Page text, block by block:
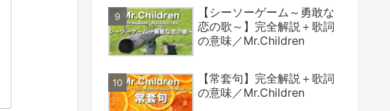
【シーソーゲーム～勇敢な
恋の歌～】完全解説＋歌詞
の意味／Mr.Children
【常套句】完全解説＋歌詞
の意味／Mr.Children